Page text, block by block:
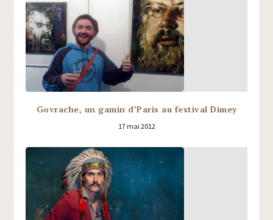
Govrache, un gamin d’Paris au festival Dimey
17 mai 2012